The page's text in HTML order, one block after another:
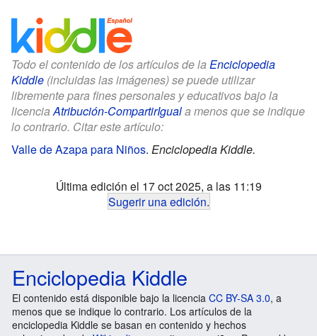
Todo el contenido de los artículos de la Enciclopedia
Kiddle (incluidas las imágenes) se puede utilizar
libremente para fines personales y educativos bajo la
licenciaAtribución-CompartirIguala menos que se indique
lo contrario. Citar este artículo:
Valle de Azapa para Niños. Enciclopedia Kiddle.
Última edición el 17 oct 2025, a las 11:19
Sugerir una edición.
Enciclopedia Kiddle
El contenido está disponible bajo la licencia CC BY-SA 3.0, a
menos que se indique lo contrario. Los artículos de la
enciclopedia Kiddle se basan en contenido y hechos